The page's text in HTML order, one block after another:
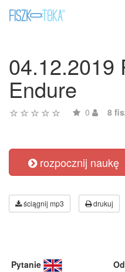
04.12.2019
Endure
0 8
rozpocznij naukę
ściągnij mp3 drukuj
Pytanie